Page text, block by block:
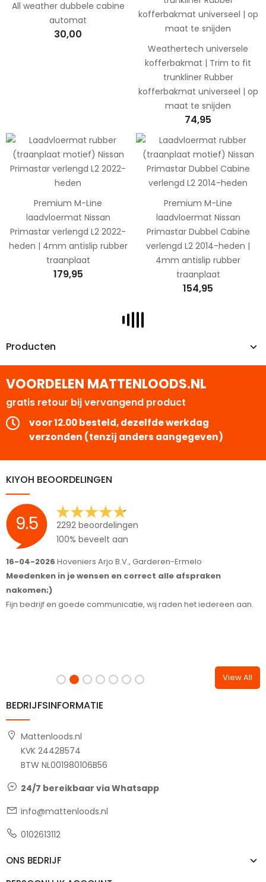
Producten
All weather dubbele cabine
automat
30,00
Weathertech universele
kofferbakmat | Trim to fit
trunkliner Rubber
kofferbakmat universeel | op
maat te snijden
74,95
Premium M-Line
laadvloermat Nissan
Primastar verlengd L2 2022-
heden | 4mm antislip rubber
traanplaat
179,95
Premium M-Line
laadvloermat Nissan
Primastar Dubbel Cabine
verlengd L2 2014-heden |
4mm antislip rubber
traanplaat
154,95
VOORDELEN MATTENLOODS.NL
gratis retour bij vervangend product
voor 12.00 besteld, dezelfde werkdag
verzonden (tenzij anders aangegeven)
KIYOH BEOORDELINGEN
9.5
2292 beoordelingen
100% beveelt aan
16-04-2026 Hoveniers Arjo B.V., Garderen-Ermelo
Meedenken in je wensen en correct alle afspraken
nakomen;)
Fijn bedrijf en goede communicatie, wij raden het iedereen aan.
View All
BEDRIJFSINFORMATIE
Mattenloods.nl
KVK 24428574
BTW NL001980106B56
24/7 bereikbaar via Whatsapp
info@mattenloods.nl
0102613112
ONS BEDRIJF